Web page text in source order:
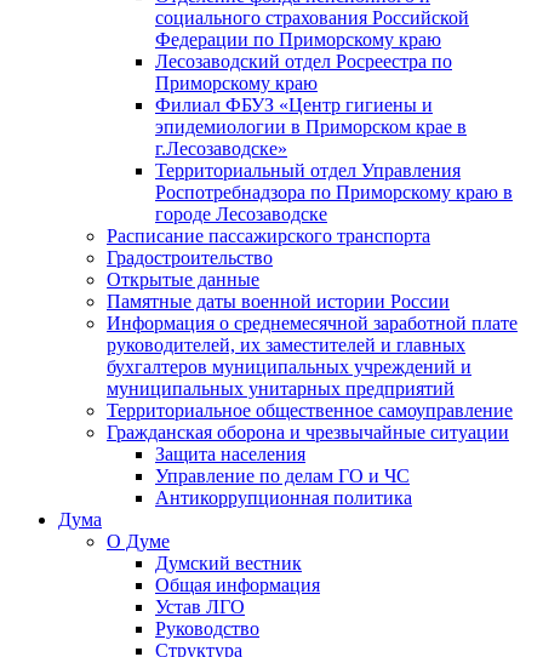
социального страхования Российской
Федерации по Приморскому краю
Лесозаводский отдел Росреестра по
Приморскому краю
Филиал ФБУЗ «Центр гигиены и
эпидемиологии в Приморском крае в
г.Лесозаводске»
Территориальный отдел Управления
Роспотребнадзора по Приморскому краю в
городе Лесозаводске
Расписание пассажирского транспорта
Градостроительство
Открытые данные
Памятные даты военной истории России
Информация о среднемесячной заработной плате
руководителей, их заместителей и главных
бухгалтеров муниципальных учреждений и
муниципальных унитарных предприятий
Территориальное общественное самоуправление
Гражданская оборона и чрезвычайные ситуации
Защита населения
Управление по делам ГО и ЧС
Антикоррупционная политика
Дума
О Думе
Думский вестник
Общая информация
Устав ЛГО
Руководство
Структура